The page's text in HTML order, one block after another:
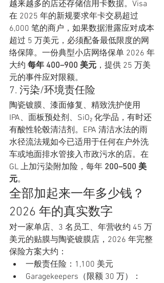
越来越多的店还存储信用卡数据。Visa
在 2025 年的新规要求年卡交易超过
6,000 笔的商户，如果数据泄露应对成本
超过 5 万美元，必须配备最低限度的网
络保障。一份典型小店网络保单 2026 年
大约 每年 400–900 美元 ，提供 25 万美
元的事件应对限额。
7. 污染/环境责任险
陶瓷镀膜、漆面修复、精致洗护使用
IPA、面板预处剂、SiO₂ 化学品，有时还
有酸性轮毂清洁剂。EPA 清洁水法的雨
水径流法规如今已适用于任何在户外洗
车或地面排水管接入市政污水的店。在
GL 上加污染附加险，每年 200–500 美
元。
全部加起来一年多少钱？
2026 年的真实数字
对一家单店、3 名员工、年营收约 45 万
美元的贴膜与陶瓷镀膜店，2026 年完整
保险方案大约：
一般责任险：1,100 美元
Garagekeepers（限额 30 万）：